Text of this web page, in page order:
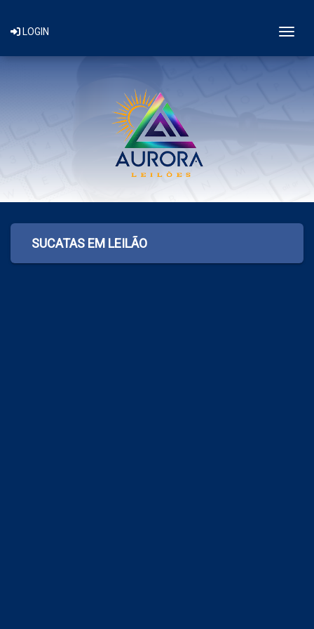
LOGIN
SUCATAS EM LEILÃO